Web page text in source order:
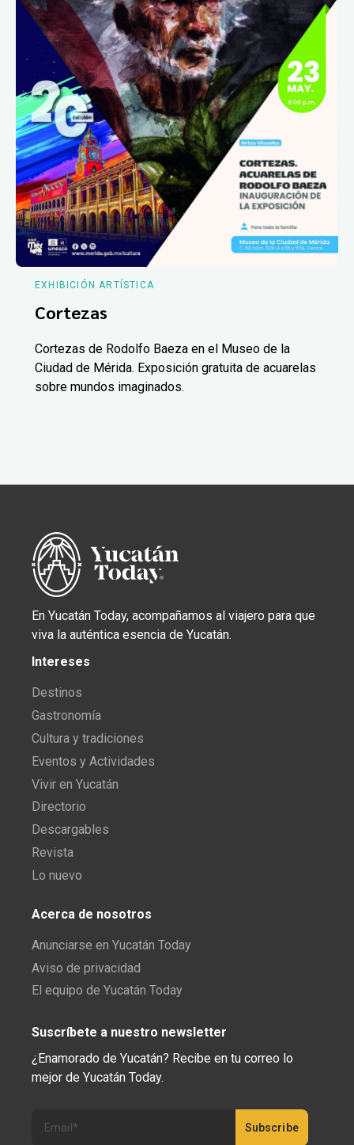
EXHIBICIÓN ARTÍSTICA
Cortezas
Cortezas de Rodolfo Baeza en el Museo de la
Ciudad de Mérida. Exposición gratuita de acuarelas
sobre mundos imaginados.
En Yucatán Today, acompañamos al viajero para que
viva la auténtica esencia de Yucatán.
Intereses
Destinos
Gastronomía
Cultura y tradiciones
Eventos y Actividades
Vivir en Yucatán
Directorio
Descargables
Revista
Lo nuevo
Acerca de nosotros
Anunciarse en Yucatán Today
Aviso de privacidad
El equipo de Yucatán Today
Suscríbete a nuestro newsletter
¿Enamorado de Yucatán? Recibe en tu correo lo
mejor de Yucatán Today.